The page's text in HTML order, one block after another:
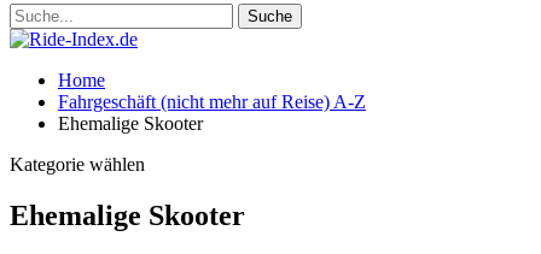
Home
Fahrgeschäft (nicht mehr auf Reise) A-Z
Ehemalige Skooter
Kategorie wählen
Ehemalige Skooter